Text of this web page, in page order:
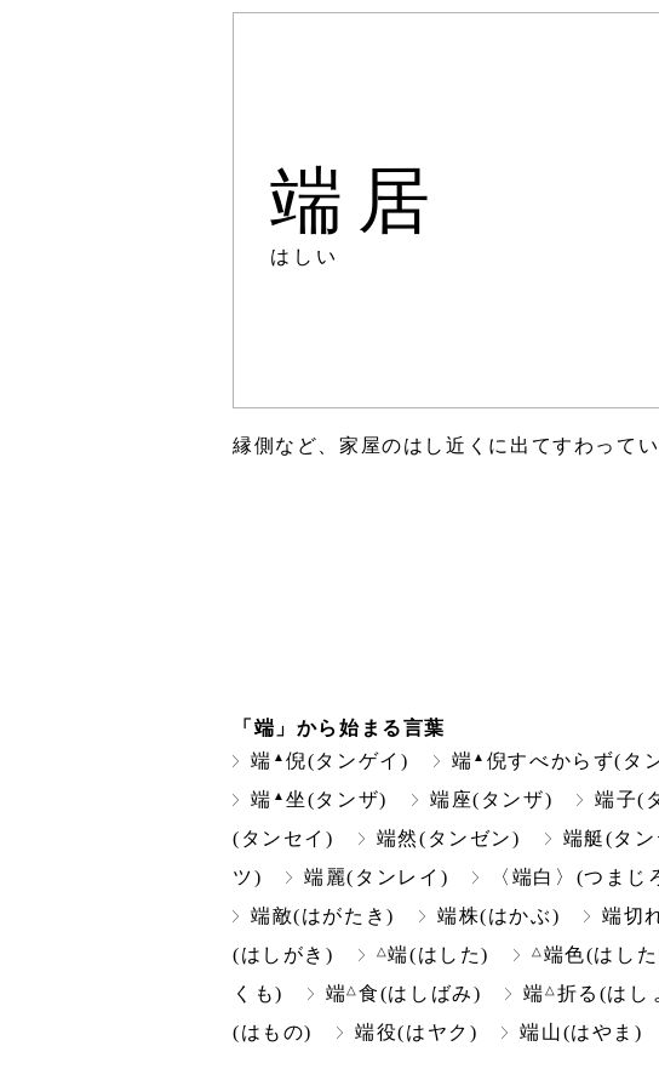
端居
はしい
縁側など、家屋のはし近くに出てすわってい
「端」から始まる言葉
端 ▲倪(タンゲイ) 端 ▲ 倪すべからず(タ
端 ▲ 坐(タンザ) 端座(タンザ) 端子(
(タンセイ)
端然(タンゼン) 端艇(タ
ツ)
端麗(タンレイ) 〈端白〉(つまじ
端敵(はがたき)
端株(はかぶ) 端切
(はしがき)
△端(はした) △ 端色(はし
くも)
端△食(はしばみ) 端 △ 折る(はし
(はもの)
端役(はヤク) 端山(はやま)